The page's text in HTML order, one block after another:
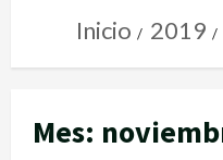
Inicio 2019
Mes: